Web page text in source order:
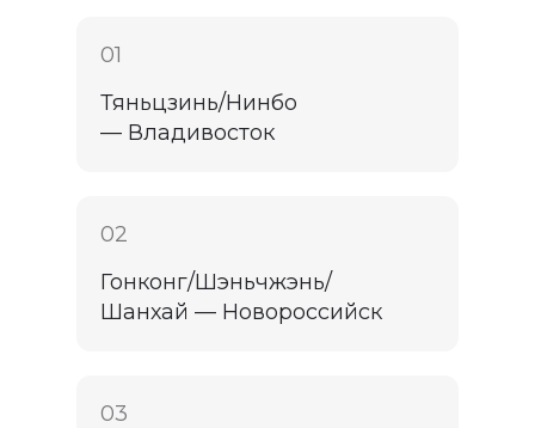
Тяньцзинь/Нинбо
— Владивосток
01
Гонконг/Шэньчжэнь/
Шанхай — Новороссийск
02
03